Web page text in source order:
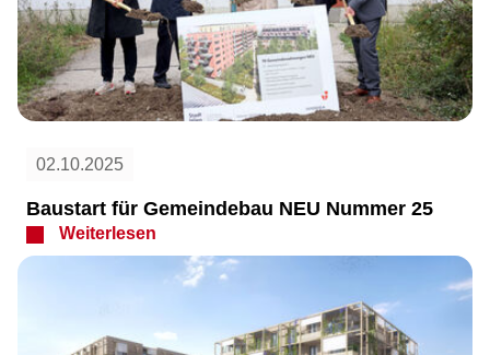
02.10.2025
Baustart für Gemeindebau NEU Nummer 25
Weiterlesen